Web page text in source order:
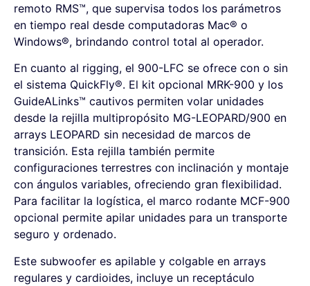
remoto RMS™, que supervisa todos los parámetros
en tiempo real desde computadoras Mac® o
Windows®, brindando control total al operador.
En cuanto al rigging, el 900-LFC se ofrece con o sin
el sistema QuickFly®. El kit opcional MRK-900 y los
GuideALinks™ cautivos permiten volar unidades
desde la rejilla multipropósito MG-LEOPARD/900 en
arrays LEOPARD sin necesidad de marcos de
transición. Esta rejilla también permite
configuraciones terrestres con inclinación y montaje
con ángulos variables, ofreciendo gran flexibilidad.
Para facilitar la logística, el marco rodante MCF-900
opcional permite apilar unidades para un transporte
seguro y ordenado.
Este subwoofer es apilable y colgable en arrays
regulares y cardioides, incluye un receptáculo